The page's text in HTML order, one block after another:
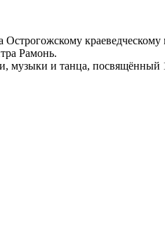
Рамонь.
музыки и танца,